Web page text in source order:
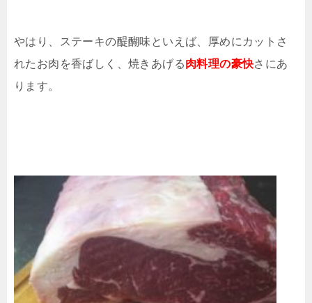
やはり、ステーキの醍醐味といえば、厚めにカットさ
れたお肉を香ばしく、焼きあげる肉料理の豪快さにあ
ります。